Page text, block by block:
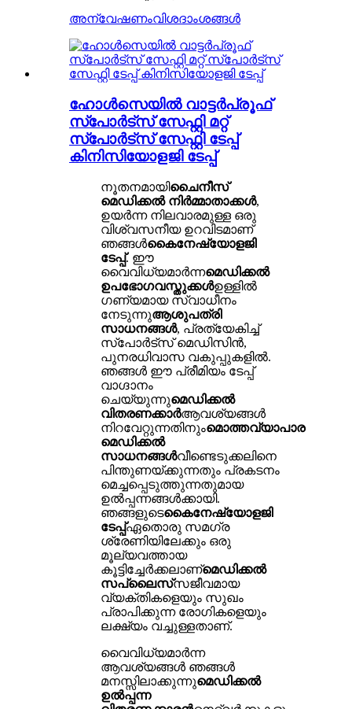
അന്വേഷണംവിശദാംശങ്ങൾ
ഹോൾസെയിൽ വാട്ടർപ്രൂഫ്
സ്പോർട്സ് സേഫ്റ്റി മറ്റ്
സ്പോർട്സ് സേഫ്റ്റി ടേപ്പ്
കിനിസിയോളജി ടേപ്പ്
നൂതനമായിചൈനീസ്
മെഡിക്കൽ നിർമ്മാതാക്കൾ,
ഉയർന്ന നിലവാരമുള്ള ഒരു
വിശ്വസനീയ ഉറവിടമാണ്
ഞങ്ങൾകൈനേഷ്യോളജി
ടേപ്പ്. ഈ
വൈവിധ്യമാർന്നമെഡിക്കൽ
ഉപഭോഗവസ്തുക്കൾഉള്ളിൽ
ഗണ്യമായ സ്വാധീനം
നേടുന്നുആശുപത്രി
സാധനങ്ങൾ, പ്രത്യേകിച്ച്
സ്പോർട്സ് മെഡിസിൻ,
പുനരധിവാസ വകുപ്പുകളിൽ.
ഞങ്ങൾ ഈ പ്രീമിയം ടേപ്പ്
വാഗ്ദാനം
ചെയ്യുന്നുമെഡിക്കൽ
വിതരണക്കാർആവശ്യങ്ങൾ
നിറവേറ്റുന്നതിനുംമൊത്തവ്യാപാര
മെഡിക്കൽ
സാധനങ്ങൾവീണ്ടെടുക്കലിനെ
പിന്തുണയ്ക്കുന്നതും പ്രകടനം
മെച്ചപ്പെടുത്തുന്നതുമായ
ഉൽപ്പന്നങ്ങൾക്കായി.
ഞങ്ങളുടെകൈനേഷ്യോളജി
ടേപ്പ്ഏതൊരു സമഗ്ര
ശ്രേണിയിലേക്കും ഒരു
മൂല്യവത്തായ
കൂട്ടിച്ചേർക്കലാണ്മെഡിക്കൽ
സപ്ലൈസ്സജീവമായ
വ്യക്തികളെയും സുഖം
പ്രാപിക്കുന്ന രോഗികളെയും
ലക്ഷ്യം വച്ചുള്ളതാണ്.
വൈവിധ്യമാർന്ന
ആവശ്യങ്ങൾ ഞങ്ങൾ
മനസ്സിലാക്കുന്നുമെഡിക്കൽ
ഉൽപ്പന്ന